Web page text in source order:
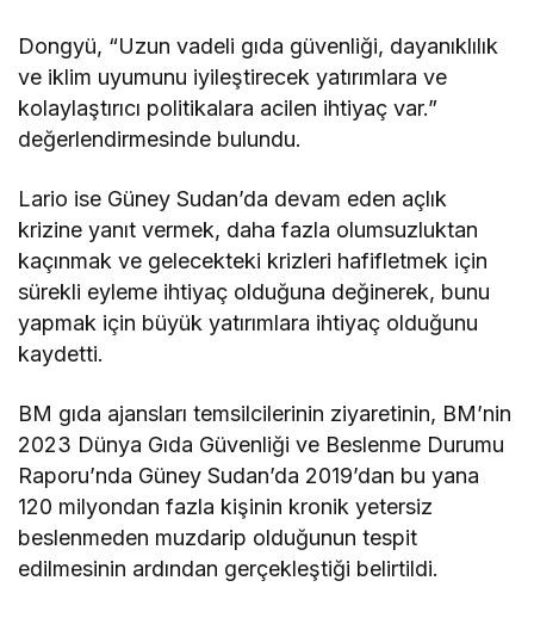
Dongyü, “Uzun vadeli gıda güvenliği, dayanıklılık
ve iklim uyumunu iyileştirecek yatırımlara ve
kolaylaştırıcı politikalara acilen ihtiyaç var.”
değerlendirmesinde bulundu.
Lario ise Güney Sudan’da devam eden açlık
krizine yanıt vermek, daha fazla olumsuzluktan
kaçınmak ve gelecekteki krizleri hafifletmek için
sürekli eyleme ihtiyaç olduğuna değinerek, bunu
yapmak için büyük yatırımlara ihtiyaç olduğunu
kaydetti.
BM gıda ajansları temsilcilerinin ziyaretinin, BM’nin
2023 Dünya Gıda Güvenliği ve Beslenme Durumu
Raporu’nda Güney Sudan’da 2019’dan bu yana
120 milyondan fazla kişinin kronik yetersiz
beslenmeden muzdarip olduğunun tespit
edilmesinin ardından gerçekleştiği belirtildi.